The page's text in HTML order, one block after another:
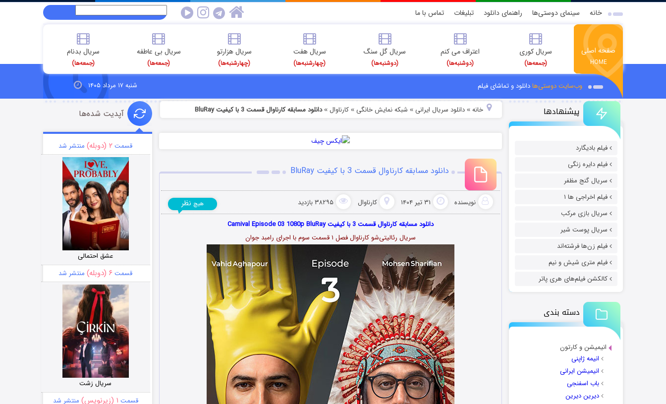
خانه سینمای دوستی‌ها راهنمای دانلود تبلیغات تماس با ما
صفحه اصلی
HOME
سریال کوری
(جمعه‌ها)
اعتراف می کنم
(دوشنبه‌ها)
سریال گل سنگ
(دوشنبه‌ها)
سریال هفت
(چهارشنبه‌ها)
سریال هزارتو
(چهارشنبه‌ها)
سریال بی عاطفه
(جمعه‌ها)
سریال بدنام
(جمعه‌ها)
وب‌سایت دوستی‌هادانلود و تماشای فیلم شنبه ۱۷ مرداد ۱۴۰۵
پیشنهادها
فیلم بادیگارد
فیلم دایره زنگی
سریال گنج مظفر
فیلم اخراجی ها ۱
سریال بازی مرکب
سریال پوست شیر
فیلم زن‌ها فرشته‌اند
فیلم متری شیش و نیم
کالکشن فیلم‌های هری پاتر
دسته بندی
انیمیشن و کارتون
انیمه ژاپنی
انیمیشن ایرانی
باب اسفنجی
دیرین دیرین
خانه» دانلود سریال ایرانی » شبکه نمایش خانگی » کارناوال »دانلود مسابقه کارناوال قسمت 3 با کیفیت BluRay
دانلود مسابقه کارناوال قسمت 3 با کیفیت BluRay
نویسنده ۳۱ تیر ۱۴۰۴ کارناوال ۳۸۲۹۵ بازدید هیچ نظر
دانلود مسابقه کارناوال قسمت 3 با کیفیت Carnival Episode 03 1080p BluRay
سریال رئالیتی‌شو کارناوال فصل ۱ قسمت سوم با اجرای رامبد جوان
آپدیت شده‌ها
قسمت ۲ (دوبله) منتشر شد
عشق احتمالی
قسمت ۶ (دوبله) منتشر شد
سریال زشت
قسمت ۱ (زیرنویس) منتشر شد